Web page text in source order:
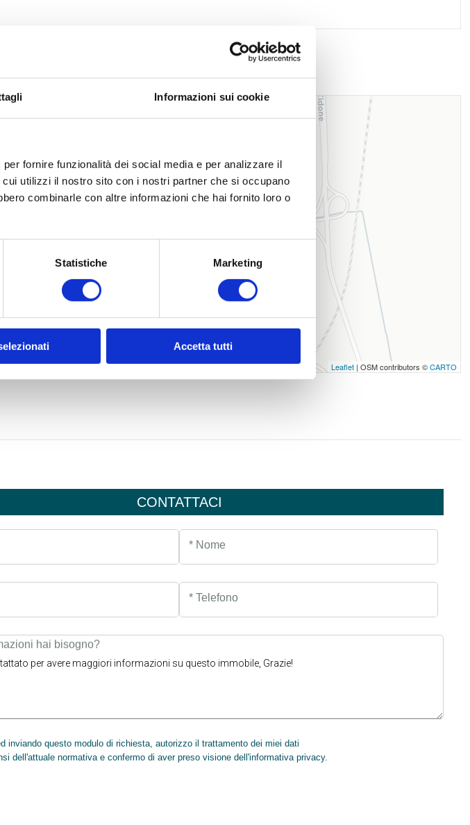
Informazioni sui cookie
fornire funzionalità dei social media e per analizzare il
utilizzi il nostro sito con i nostri partner che si occupano
combinarle con altre informazioni che hai fornito loro o
Statistiche Marketing
Accetta tutti
Leaflet| OSM contributors ©CARTO
CONTATTACI
* Nome
* Telefono
hai bisogno?
inviando questo modulo di richiesta, autorizzo il trattamento dei miei dati
dell'attuale normativa e confermo di aver preso visione dell'informativa privacy.